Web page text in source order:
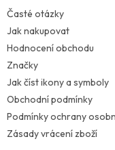
Časté otázky
Jak nakupovat
Hodnocení obchodu
Značky
Jak číst ikony a symboly
Obchodní podmínky
Podmínky ochrany
Zásady vrácení zboží